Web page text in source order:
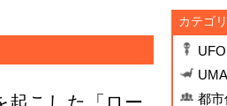
カテゴ
UMA
都市